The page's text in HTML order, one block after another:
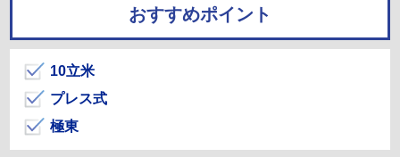
おすすめポイント
10立米
プレス式
極東